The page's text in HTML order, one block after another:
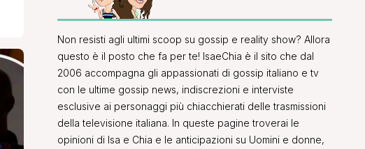
Non resisti agli ultimi scoop su gossip e reality show? Allora
questo è il posto che fa per te! IsaeChia è il sito che dal
2006 accompagna gli appassionati di gossip italiano e tv
con le ultime gossip news, indiscrezioni e interviste
esclusive ai personaggi più chiacchierati delle trasmissioni
della televisione italiana. In queste pagine troverai le
opinioni di Isa e Chia e le anticipazioni su Uomini e donne,